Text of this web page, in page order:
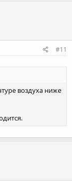
#11
воздуха ниже